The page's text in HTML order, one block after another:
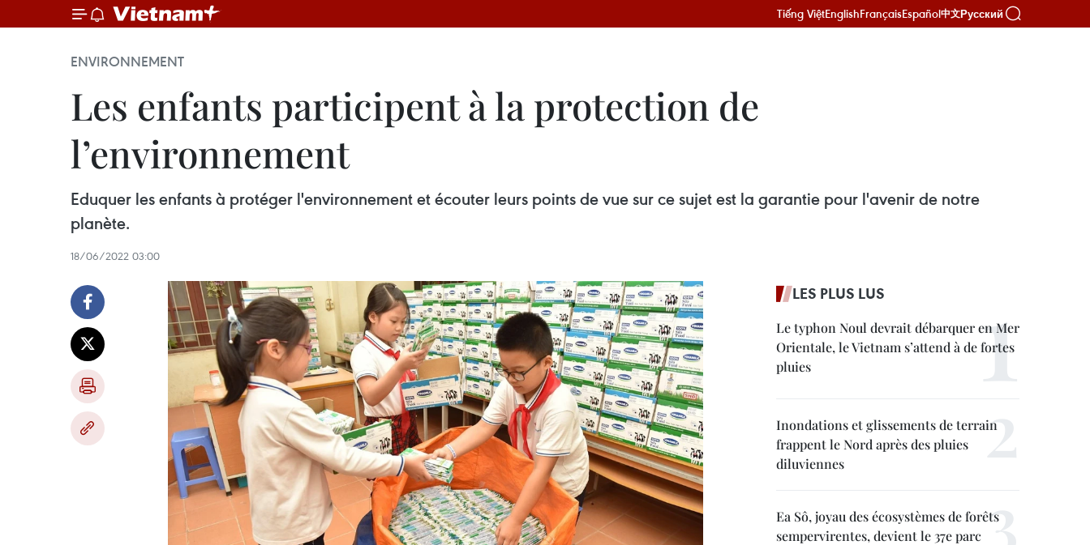
Tiếng ViệtEnglishFrançaisEspañol中文Русский
ENVIRONNEMENT
Les enfants participent à la protection de
l’environnement
Eduquer les enfants à protéger l'environnement et écouter leurs points de vue sur ce sujet est la garantie pour l'avenir de notre
planète.
18/06/2022 03:00
LES PLUS LUS
Le typhon Noul devrait débarquer en Mer
Orientale, le Vietnam s’attend à de fortes
pluies
Inondations et glissements de terrain
frappent le Nord après des pluies
diluviennes
Ea Sô, joyau des écosystèmes de forêts
sempervirentes, devient le 37e parc